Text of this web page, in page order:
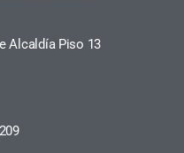
Alcaldía Piso 13